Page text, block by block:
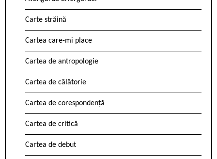
Carte străină
Cartea care-mi place
Cartea de antropologie
Cartea de călătorie
Cartea de corespondență
Cartea de critică
Cartea de debut